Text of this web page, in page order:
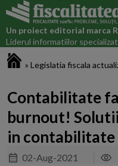
Un proiect editorial marca
Liderul informatiilor
» Legislatia fiscala
Contabilitate
burnout!
in contabilitate
02-Aug-2021